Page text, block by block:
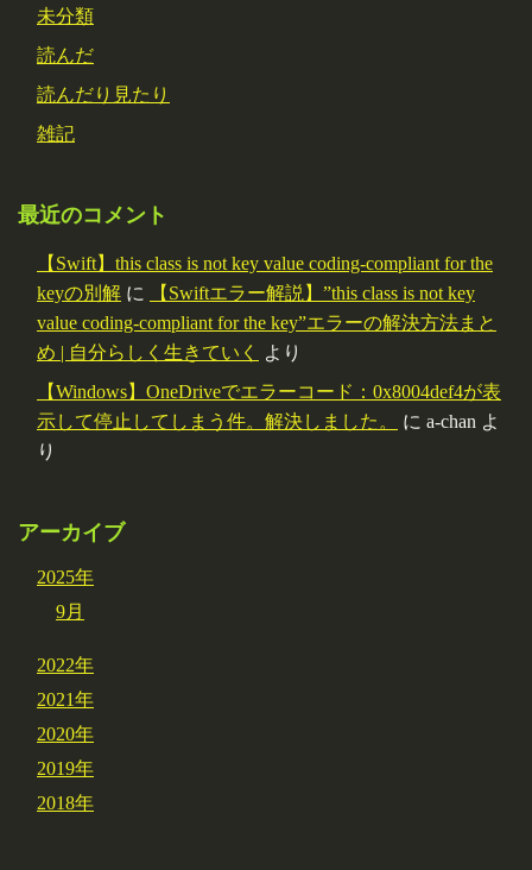
未分類
読んだ
読んだり見たり
雑記
最近のコメント
【Swift】this class is not key value coding-compliant for the
keyの別解 に
【Swiftエラー解説】”this class is not key
value coding-compliant for the key”エラーの解決方法まと
め | 自分らしく生きていく
より
【Windows】OneDriveでエラーコード：0x8004def4が表
示して停止してしまう件。解決しました。
に a-chan よ
り
アーカイブ
2025年
9月
2022年
2021年
2020年
2019年
2018年